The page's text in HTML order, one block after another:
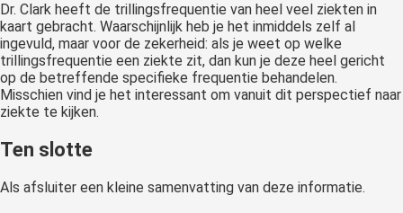
Dr. Clark heeft de trillingsfrequentie van heel veel ziekten in
kaart gebracht. Waarschijnlijk heb je het inmiddels zelf al
ingevuld, maar voor de zekerheid: als je weet op welke
trillingsfrequentie een ziekte zit, dan kun je deze heel gericht
op de betreffende specifieke frequentie behandelen.
Misschien vind je het interessant om vanuit dit perspectief naar
ziekte te kijken.
Ten slotte
Als afsluiter een kleine samenvatting van deze informatie.